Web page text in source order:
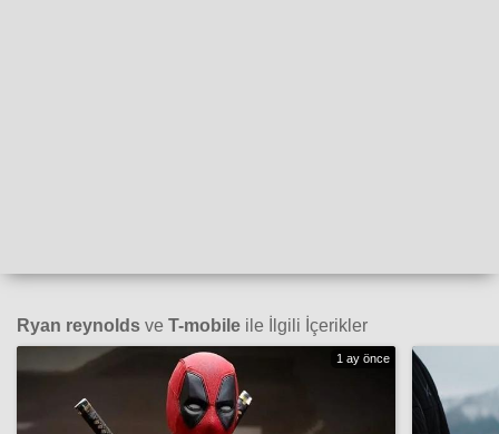
Ryan reynolds ve T-mobile ile İlgili İçerikler
1 ay önce